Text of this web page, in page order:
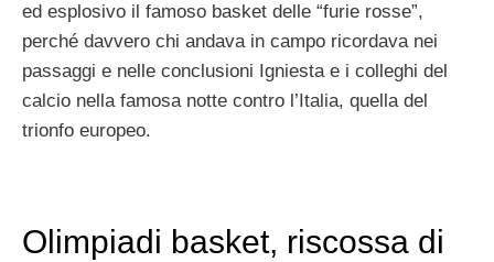
ed esplosivo il famoso basket delle “furie rosse”,
perché davvero chi andava in campo ricordava nei
passaggi e nelle conclusioni Igniesta e i colleghi del
calcio nella famosa notte contro l’Italia, quella del
trionfo europeo.
Olimpiadi basket, riscossa di